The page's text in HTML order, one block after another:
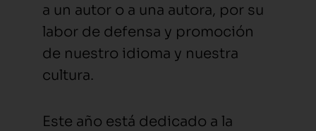
a un autor o a una autora, por su
labor de defensa y promoción
de nuestro idioma y nuestra
cultura.
Este año está dedicado a la